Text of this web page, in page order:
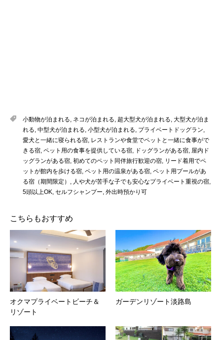
小動物が泊まれる, ネコが泊まれる, 超大型犬が泊まれる, 大型犬が泊ま
れる, 中型犬が泊まれる, 小型犬が泊まれる, プライベートドッグラン,
愛犬と一緒に寝られる宿, レストランや食堂でペットと一緒に食事がで
きる宿, ペット用の食事を提供している宿, ドッグランがある宿, 屋内ド
ッグランがある宿, 初めてのペット同伴旅行歓迎の宿, リード着用でペ
ットが館内を歩ける宿, ペット用の温泉がある宿, ペット用プールがあ
る宿（期間限定） , 人や犬が苦手な子でも安心なプライベート重視の宿,
5頭以上OK, セルフシャンプー, 外出時預かり可
こちらもおすすめ
オクマプライベートビーチ＆
リゾート
ガーデンリゾート淡路島